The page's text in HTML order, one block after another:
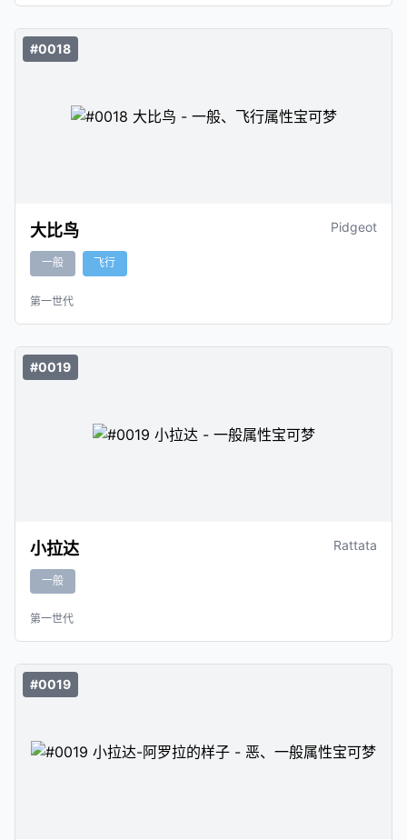
#0018
大比鸟 Pidgeot
一般 飞行
第一世代
#0019
小拉达 Rattata
一般
第一世代
#0019